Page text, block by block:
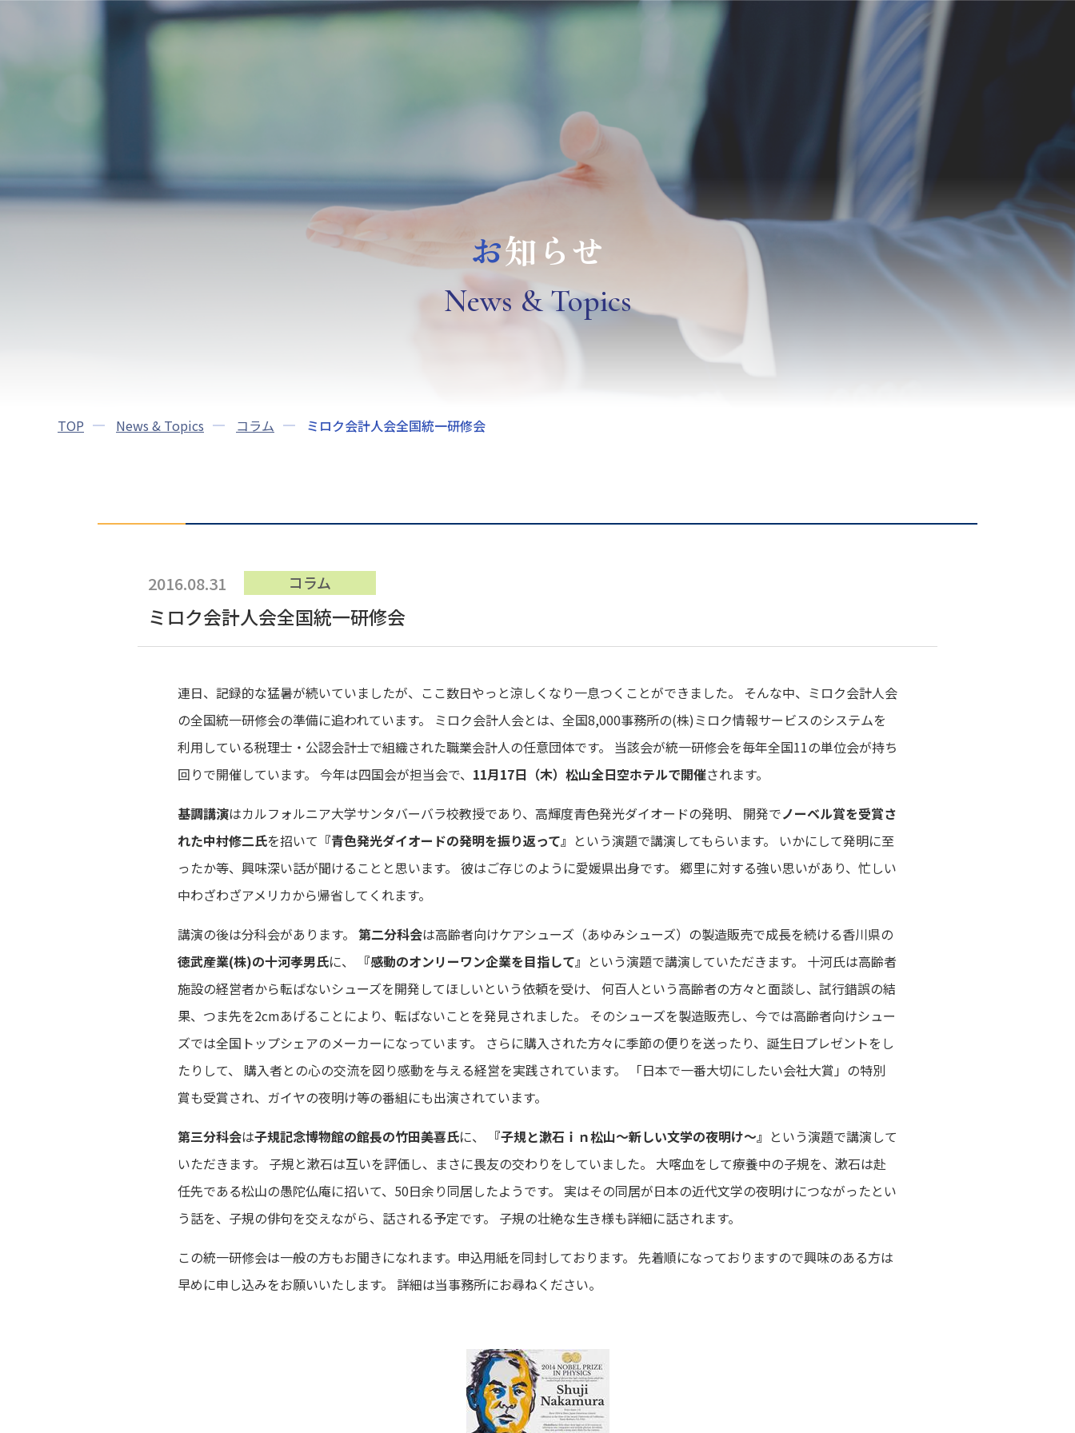
お知らせ
News & Topics
TOP News & Topics コラム ミロク会計人会全国統一研修会
2016.08.31 コラム
ミロク会計人会全国統一研修会
連日、記録的な猛暑が続いていましたが、ここ数日やっと涼しくなり一息つくことができました。 そんな中、ミロク会計人会
の全国統一研修会の準備に追われています。 ミロク会計人会とは、全国8,000事務所の(株)ミロク情報サービスのシステムを
利用している税理士・公認会計士で組織された職業会計人の任意団体です。 当該会が統一研修会を毎年全国11の単位会が持ち
回りで開催しています。 今年は四国会が担当会で、 11月17日（木）松山全日空ホテルで開催されます。
基調講演はカルフォルニア大学サンタバーバラ校教授であり、高輝度青色発光ダイオードの発明、 開発でノーベル賞を受賞さ
れた中村修二氏を招いて 『青色発光ダイオードの発明を振り返って』 という演題で講演してもらいます。 いかにして発明に至
ったか等、興味深い話が聞けることと思います。 彼はご存じのように愛媛県出身です。 郷里に対する強い思いがあり、忙しい
中わざわざアメリカから帰省してくれます。
講演の後は分科会があります。 第二分科会は高齢者向けケアシューズ（あゆみシューズ）の製造販売で成長を続ける香川県の
徳武産業(株)の十河孝男氏に、 『感動のオンリーワン企業を目指して』 という演題で講演していただきます。 十河氏は高齢者
施設の経営者から転ばないシューズを開発してほしいという依頼を受け、 何百人という高齢者の方々と面談し、試行錯誤の結
果、つま先を2cmあげることにより、転ばないことを発見されました。 そのシューズを製造販売し、今では高齢者向けシュー
ズでは全国トップシェアのメーカーになっています。 さらに購入された方々に季節の便りを送ったり、誕生日プレゼントをし
たりして、 購入者との心の交流を図り感動を与える経営を実践されています。 「日本で一番大切にしたい会社大賞」の特別
賞も受賞され、ガイヤの夜明け等の番組にも出演されています。
第三分科会は子規記念博物館の館長の竹田美喜氏に、 『子規と漱石ｉｎ松山～新しい文学の夜明け～』 という演題で講演して
いただきます。 子規と漱石は互いを評価し、まさに畏友の交わりをしていました。 大喀血をして療養中の子規を、漱石は赴
任先である松山の愚陀仏庵に招いて、50日余り同居したようです。 実はその同居が日本の近代文学の夜明けにつながったとい
う話を、子規の俳句を交えながら、話される予定です。 子規の壮絶な生き様も詳細に話されます。
この統一研修会は一般の方もお聞きになれます。申込用紙を同封しております。 先着順になっておりますので興味のある方は
早めに申し込みをお願いいたします。 詳細は当事務所にお尋ねください。